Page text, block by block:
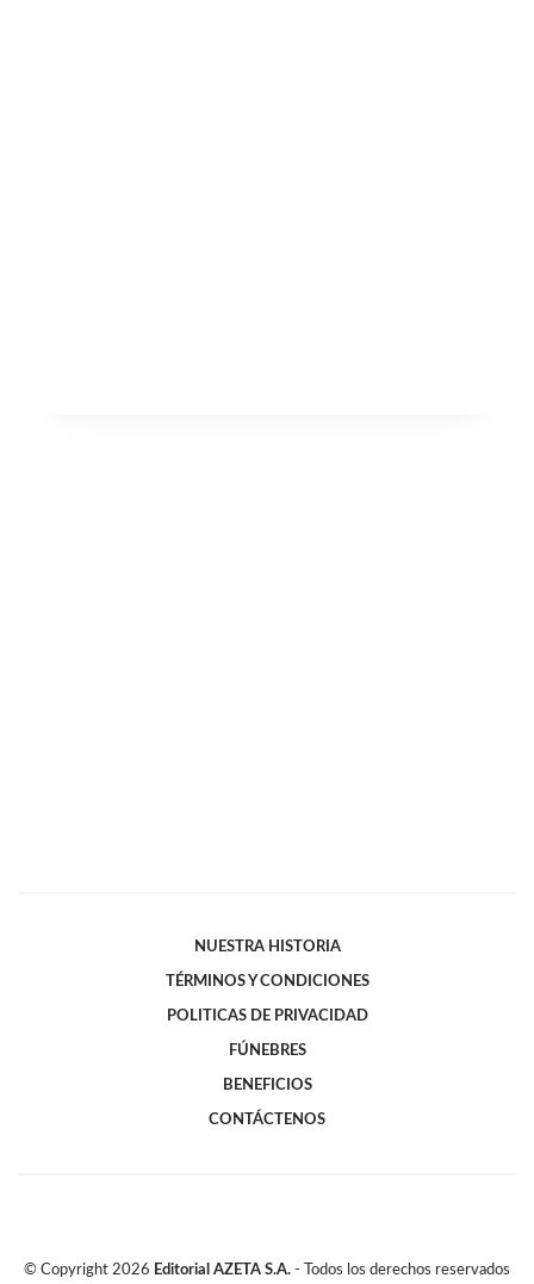
NUESTRA HISTORIA
TÉRMINOS Y CONDICIONES
POLITICAS DE PRIVACIDAD
FÚNEBRES
BENEFICIOS
CONTÁCTENOS
© Copyright 2026 Editorial AZETA S.A. - Todos los derechos reservados